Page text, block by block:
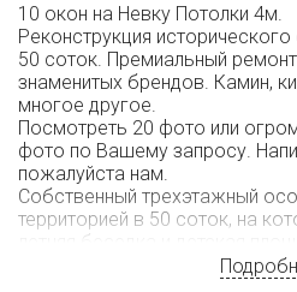
10 окон на Невку Потолки 4м.
Реконструкция
50 соток. Премиальный
знаменитых брендов. Камин,
многое другое.
Посмотреть 20 фото или
фото по Вашему запросу.
пожалуйста нам.
Собственный трехэтажный
территорией в 50 соток, на
летняя беседка и детская
территория с подъездом к